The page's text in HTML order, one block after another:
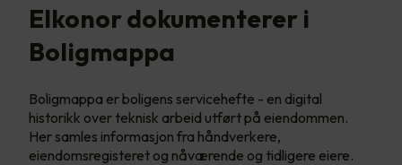
Elkonor dokumenterer i
Boligmappa
Boligmappa er boligens servicehefte - en digital
historikk over teknisk arbeid utført på eiendommen.
Her samles informasjon fra håndverkere,
eiendomsregisteret og nåværende og tidligere eiere.